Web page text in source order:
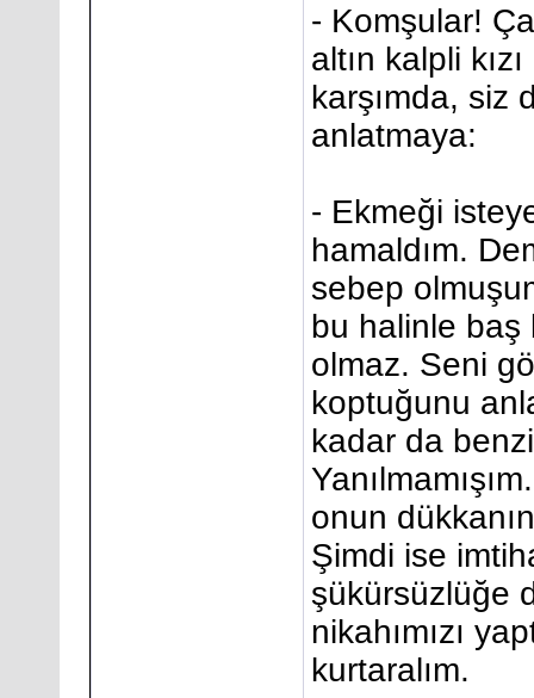
- Komşular!
altın kalpli
karşımda, siz
anlatmaya:
- Ekmeği
hamaldım.
sebep
bu halinle baş
olmaz. Seni
koptuğunu
kadar da
onun
Şimdi ise
şükürsüzlüğe
nikahımızı
kurtaralım.